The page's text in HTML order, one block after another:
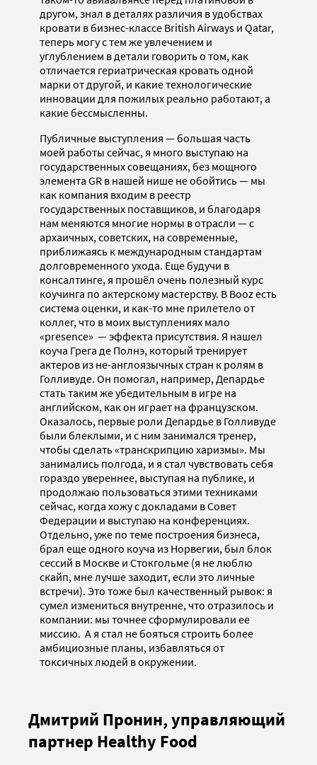
другом, знал в деталях различия в удобствах
кровати в бизнес-классе British Airways и Qatar,
теперь могу с тем же увлечением и
углублением в детали говорить о том, как
отличается гериатрическая кровать одной
марки от другой, и какие технологические
инновации для пожилых реально работают, а
какие бессмысленны.
Публичные выступления — большая часть
моей работы сейчас, я много выступаю на
государственных совещаниях, без мощного
элемента GR в нашей нише не обойтись — мы
как компания входим в реестр
государственных поставщиков, и благодаря
нам меняются многие нормы в отрасли — с
архаичных, советских, на современные,
приближаясь к международным стандартам
долговременного ухода. Еще будучи в
консалтинге, я прошёл очень полезный курс
коучинга по актерскому мастерству. В Booz есть
система оценки, и как-то мне прилетело от
коллег, что в моих выступлениях мало
«presence» — эффекта присутствия. Я нашел
коуча Грега де Полнэ, который тренирует
актеров из не-англоязычных стран к ролям в
Голливуде. Он помогал, например, Депардье
стать таким же убедительным в игре на
английском, как он играет на французском.
Оказалось, первые роли Депардье в Голливуде
были блеклыми, и с ним занимался тренер,
чтобы сделать «транскрипцию харизмы». Мы
занимались полгода, и я стал чувствовать себя
гораздо увереннее, выступая на публике, и
продолжаю пользоваться этими техниками
сейчас, когда хожу с докладами в Совет
Федерации и выступаю на конференциях.
Отдельно, уже по теме построения бизнеса,
брал еще одного коуча из Норвегии, был блок
сессий в Москве и Стокгольме (я не люблю
скайп, мне лучше заходит, если это личные
встречи). Это тоже был качественный рывок: я
сумел измениться внутренне, что отразилось и
компании: мы точнее сформулировали ее
миссию. А я стал не бояться строить более
амбициозные планы, избавляться от
токсичных людей в окружении.
Дмитрий Пронин, управляющий
партнер Healthy Food